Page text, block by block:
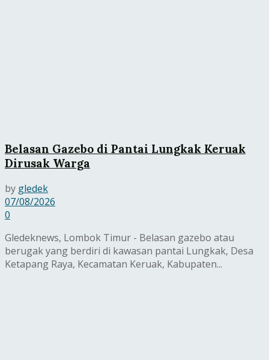
Belasan Gazebo di Pantai Lungkak Keruak
Dirusak Warga
by gledek
07/08/2026
0
Gledeknews, Lombok Timur - Belasan gazebo atau
berugak yang berdiri di kawasan pantai Lungkak, Desa
Ketapang Raya, Kecamatan Keruak, Kabupaten...